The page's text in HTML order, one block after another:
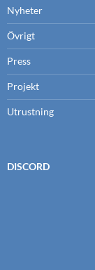
Nyheter
Övrigt
Press
Projekt
Utrustning
DISCORD